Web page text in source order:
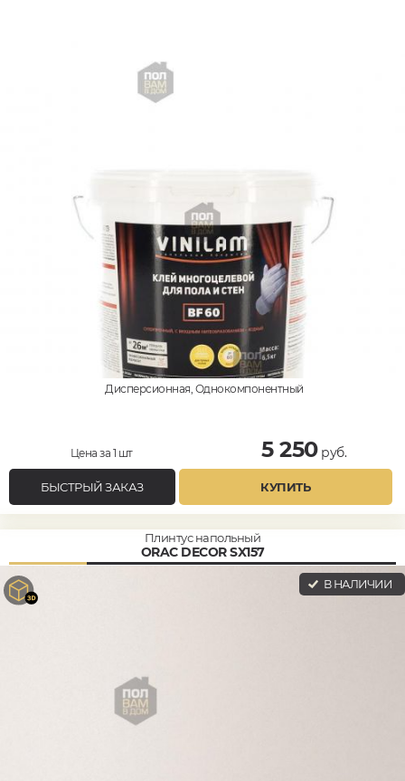
Дисперсионная, Однокомпонентный
Цена за 1 шт 5 250руб.
БЫСТРЫЙ ЗАКАЗ КУПИТЬ
Плинтус напольный
ORAC DECOR SX157
В НАЛИЧИИ